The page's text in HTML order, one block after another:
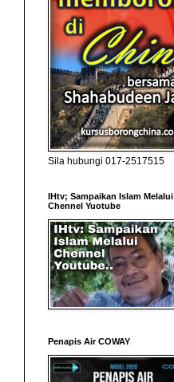
Sila hubungi 017-2517515
IHtv; Sampaikan Islam Melalui
Chennel Yuotube
Penapis Air COWAY